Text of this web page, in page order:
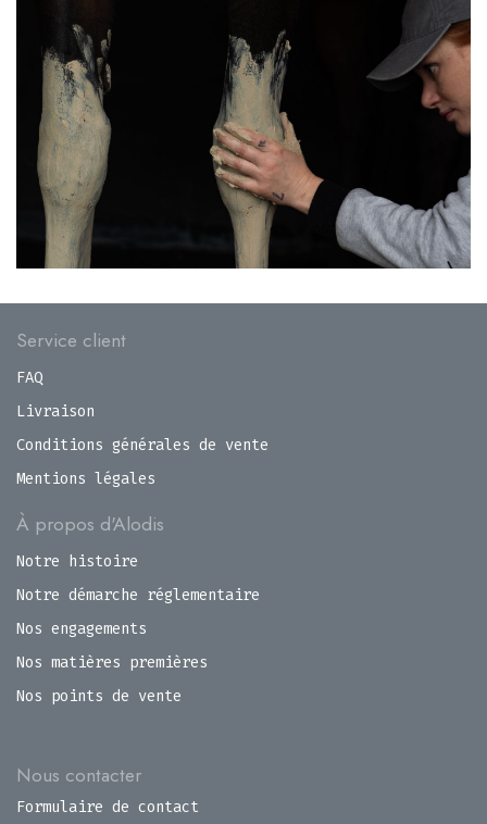
Service client
FAQ
Livraison
Conditions générales de vente
Mentions légales
À propos d'Alodis
Notre histoire
Notre démarche réglementaire
Nos engagements
Nos matières premières
Nos points de vente
Nous contacter
Formulaire de contact